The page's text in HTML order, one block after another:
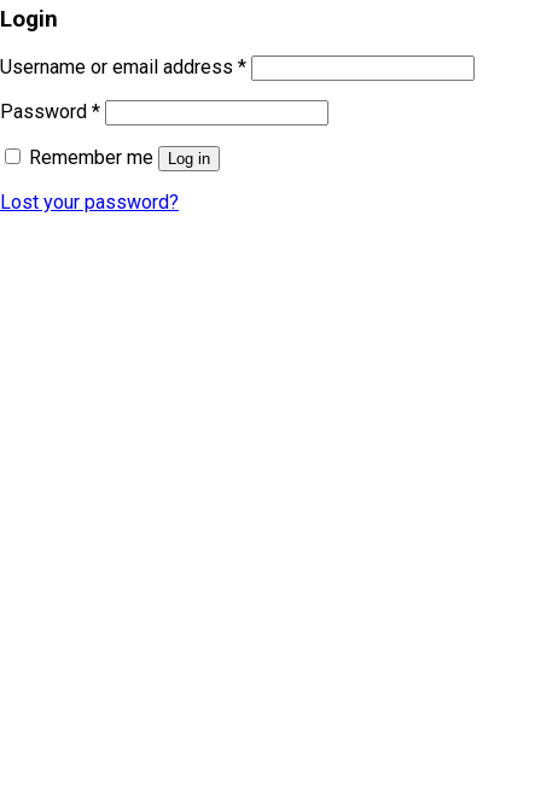
Login
Username or email address *
Password *
Remember me
Log in
Lost your password?